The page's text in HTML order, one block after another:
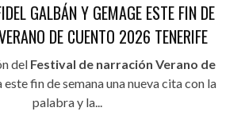
GALBÁN Y GEMAGE ESTE FIN DE
DE CUENTO 2026 TENERIFE
del Festival de narración Verano de
fin de semana una nueva cita con la
palabra y la...